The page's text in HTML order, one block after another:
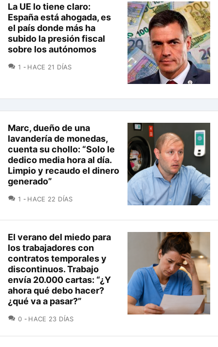
La UE lo tiene claro:
España está ahogada, es
el país donde más ha
subido la presión fiscal
sobre los autónomos
1 COMENTARIOS
HACE 21 DÍAS
Marc, dueño de una
lavandería de monedas,
cuenta su chollo: “Solo le
dedico media hora al día.
Limpio y recaudo el dinero
generado”
1 COMENTARIOS
HACE 22 DÍAS
El verano del miedo para
los trabajadores con
contratos temporales y
discontinuos. Trabajo
envía 20.000 cartas: “¿Y
ahora qué debo hacer?
¿qué va a pasar?”
0 COMENTARIOS
HACE 23 DÍAS